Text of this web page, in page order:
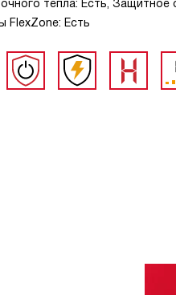
тепла: Есть, Защитное
FlexZone: Есть